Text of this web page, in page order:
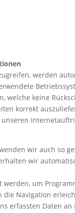
werden
welche keine
korrekt
wir auch so
wir
werden, um
Navigation
erfassten Daten